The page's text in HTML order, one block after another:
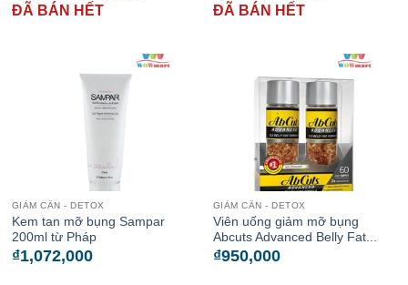
ĐÃ BÁN HẾT ĐÃ BÁN HẾT
GIẢM CÂN - DETOX
Kem tan mỡ bụng Sampar
200ml từ Pháp
₫1,072,000
GIẢM CÂN - DETOX
Viên uống giảm mỡ bụng
Abcuts Advanced Belly Fat...
₫950,000